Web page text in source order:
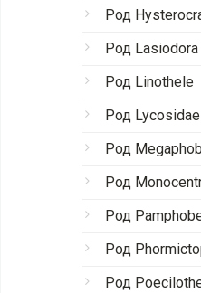
Род
Род Lasiodora
Род Linothele
Род
Род
Род
Род
Род
Род